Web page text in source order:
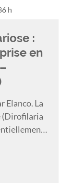
h
:
en
Elanco. La
(Dirofilaria
est